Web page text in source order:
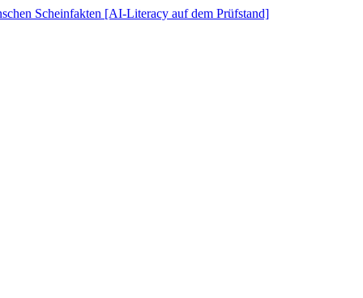
Scheinfakten [AI-Literacy auf dem Prüfstand]